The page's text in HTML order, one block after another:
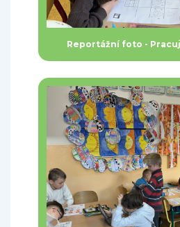
Reportážní foto -